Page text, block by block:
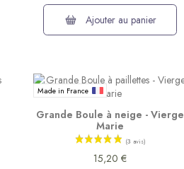
Ajouter au panier
Made in France
Grande Boule à neige - Vierge
Marie
15,20 €